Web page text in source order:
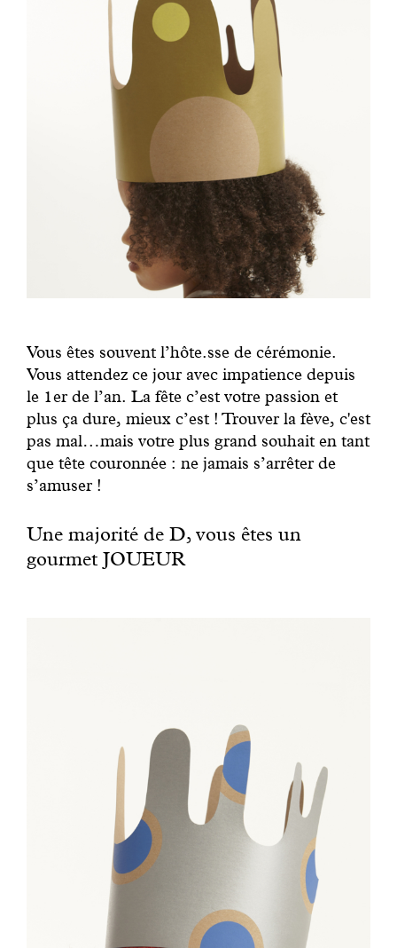
Vous êtes souvent l’hôte.sse de cérémonie.
Vous attendez ce jour avec impatience depuis
le 1er de l’an. La fête c’est votre passion et
plus ça dure, mieux c’est ! Trouver la fève, c'est
pas mal…mais votre plus grand souhait en tant
que tête couronnée : ne jamais s’arrêter de
s’amuser !
Une majorité de D, vous êtes un
gourmet JOUEUR